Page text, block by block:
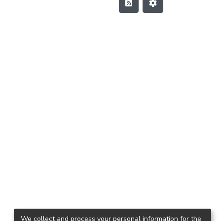
We collect and process your personal information for the